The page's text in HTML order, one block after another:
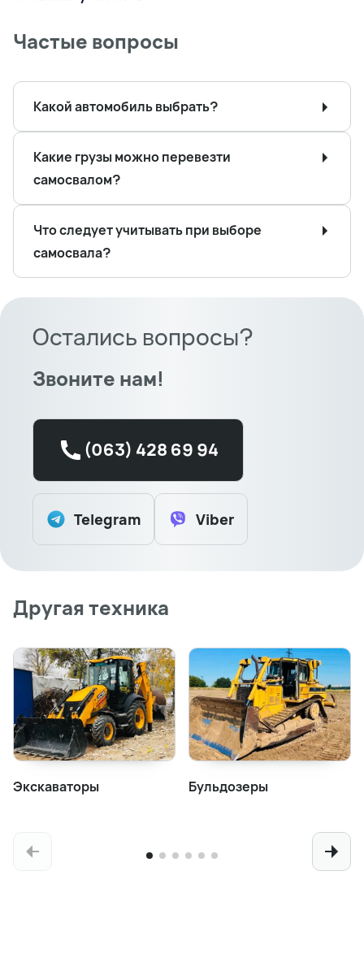
Частые вопросы
Какой автомобиль выбрать?
Какие грузы можно перевезти
самосвалом?
Что следует учитывать при выборе
самосвала?
Остались вопросы?
Звоните нам!
(063) 428 69 94
Telegram Viber
Другая техника
Экскаваторы Бульдозеры